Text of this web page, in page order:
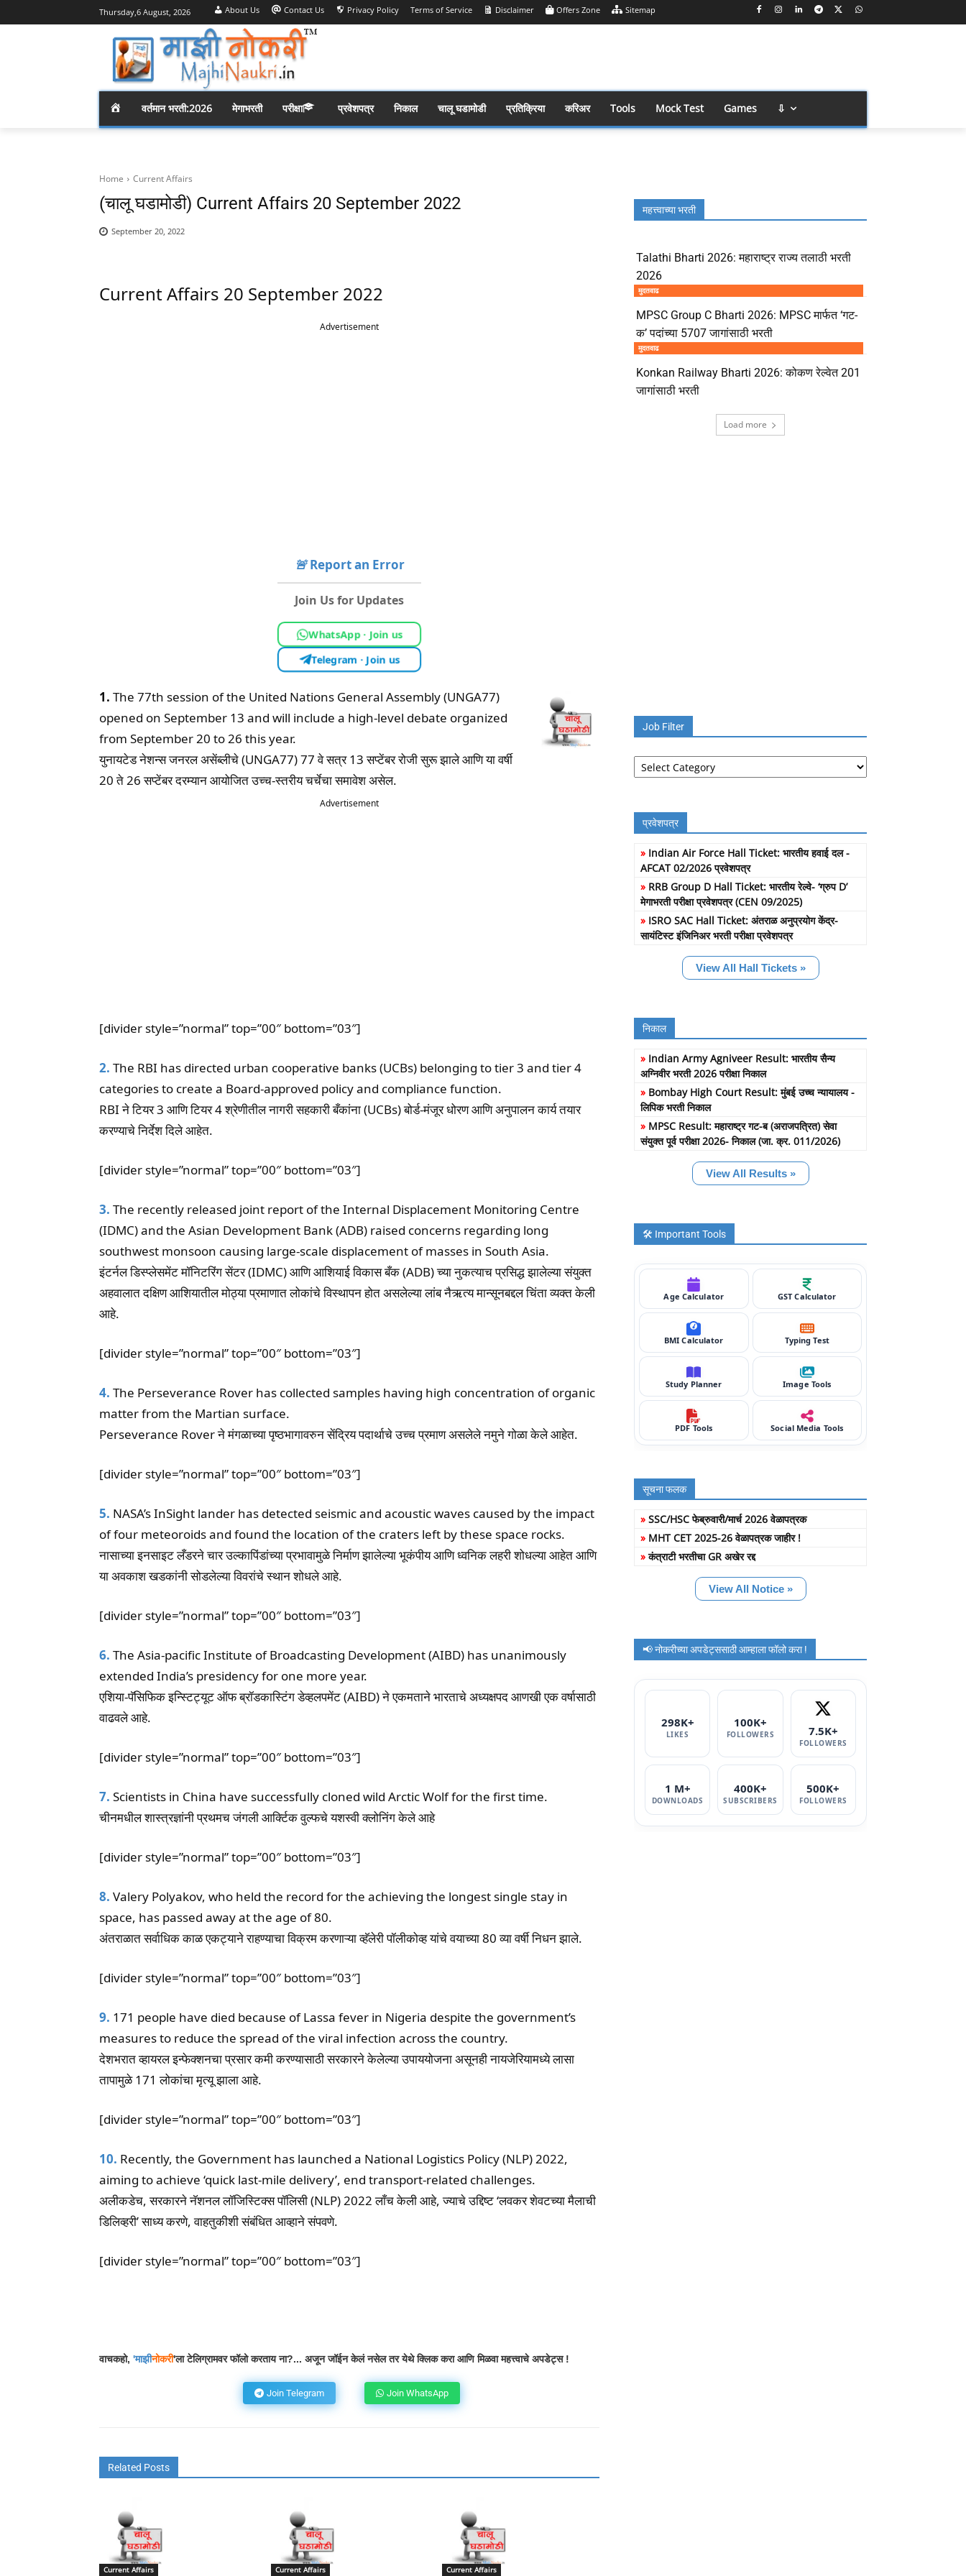
Thursday,6 August, 2026 About Us Contact Us Privacy Policy Terms of Service Disclaimer Offers Zone Sitemap
M
E
वर्तमान भरती:2026 मेगाभरती परीक्षा प्रवेशपत्र निकाल चालू घडामोडी प्रतिक्रिया करिअर Tools Mock Test Games ⇩
Home Current Affairs
(चालू घडामोडी) Current Affairs 20 September 2022
September 20, 2022
Current Affairs 20 September 2022
Advertisement
🚨Report an Error
Join Us for Updates
WhatsApp · Join us
Telegram · Join us
1. The 77th session of the United Nations General Assembly (UNGA77)
opened on September 13 and will include a high-level debate organized
from September 20 to 26 this year.
युनायटेड नेशन्स जनरल असेंब्लीचे (UNGA77) 77 वे सत्र 13 सप्टेंबर रोजी सुरू झाले आणि या वर्षी
20 ते 26 सप्टेंबर दरम्यान आयोजित उच्च-स्तरीय चर्चेचा समावेश असेल.
Advertisement
[divider style=”normal” top=”00″ bottom=”03″]
2. The RBI has directed urban cooperative banks (UCBs) belonging to tier 3 and tier 4
categories to create a Board-approved policy and compliance function.
RBI ने टियर 3 आणि टियर 4 श्रेणीतील नागरी सहकारी बँकांना (UCBs) बोर्ड-मंजूर धोरण आणि अनुपालन कार्य तयार
करण्याचे निर्देश दिले आहेत.
[divider style=”normal” top=”00″ bottom=”03″]
3. The recently released joint report of the Internal Displacement Monitoring Centre
(IDMC) and the Asian Development Bank (ADB) raised concerns regarding long
southwest monsoon causing large-scale displacement of masses in South Asia.
इंटर्नल डिस्प्लेसमेंट मॉनिटरिंग सेंटर (IDMC) आणि आशियाई विकास बँक (ADB) च्या नुकत्याच प्रसिद्ध झालेल्या संयुक्त
अहवालात दक्षिण आशियातील मोठ्या प्रमाणात लोकांचे विस्थापन होत असलेल्या लांब नैऋत्य मान्सूनबद्दल चिंता व्यक्त केली
आहे.
[divider style=”normal” top=”00″ bottom=”03″]
4. The Perseverance Rover has collected samples having high concentration of organic
matter from the Martian surface.
Perseverance Rover ने मंगळाच्या पृष्ठभागावरुन सेंद्रिय पदार्थाचे उच्च प्रमाण असलेले नमुने गोळा केले आहेत.
[divider style=”normal” top=”00″ bottom=”03″]
5. NASA’s InSight lander has detected seismic and acoustic waves caused by the impact
of four meteoroids and found the location of the craters left by these space rocks.
नासाच्या इनसाइट लँडरने चार उल्कापिंडांच्या प्रभावामुळे निर्माण झालेल्या भूकंपीय आणि ध्वनिक लहरी शोधल्या आहेत आणि
या अवकाश खडकांनी सोडलेल्या विवरांचे स्थान शोधले आहे.
[divider style=”normal” top=”00″ bottom=”03″]
6. The Asia-pacific Institute of Broadcasting Development (AIBD) has unanimously
extended India’s presidency for one more year.
एशिया-पॅसिफिक इन्स्टिट्यूट ऑफ ब्रॉडकास्टिंग डेव्हलपमेंट (AIBD) ने एकमताने भारताचे अध्यक्षपद आणखी एक वर्षासाठी
वाढवले आहे.
[divider style=”normal” top=”00″ bottom=”03″]
7. Scientists in China have successfully cloned wild Arctic Wolf for the first time.
चीनमधील शास्त्रज्ञांनी प्रथमच जंगली आर्क्टिक वुल्फचे यशस्वी क्लोनिंग केले आहे
[divider style=”normal” top=”00″ bottom=”03″]
8. Valery Polyakov, who held the record for the achieving the longest single stay in
space, has passed away at the age of 80.
अंतराळात सर्वाधिक काळ एकट्याने राहण्याचा विक्रम करणाऱ्या व्हॅलेरी पॉलीकोव्ह यांचे वयाच्या 80 व्या वर्षी निधन झाले.
[divider style=”normal” top=”00″ bottom=”03″]
9. 171 people have died because of Lassa fever in Nigeria despite the government’s
measures to reduce the spread of the viral infection across the country.
देशभरात व्हायरल इन्फेक्शनचा प्रसार कमी करण्यासाठी सरकारने केलेल्या उपाययोजना असूनही नायजेरियामध्ये लासा
तापामुळे 171 लोकांचा मृत्यू झाला आहे.
[divider style=”normal” top=”00″ bottom=”03″]
10. Recently, the Government has launched a National Logistics Policy (NLP) 2022,
aiming to achieve ‘quick last-mile delivery’, end transport-related challenges.
अलीकडेच, सरकारने नॅशनल लॉजिस्टिक्स पॉलिसी (NLP) 2022 लाँच केली आहे, ज्याचे उद्दिष्ट ‘लवकर शेवटच्या मैलाची
डिलिव्हरी’ साध्य करणे, वाहतुकीशी संबंधित आव्हाने संपवणे.
[divider style=”normal” top=”00″ bottom=”03″]
वाचकहो, 'माझीनोकरी'ला टेलिग्रामवर फॉलो करताय ना?... अजून जॉईन केलं नसेल तर येथे क्लिक करा आणि मिळवा महत्त्वाचे अपडेट्स !
Join Telegram Join WhatsApp
Related Posts
Current Affairs Current Affairs Current Affairs
महत्त्वाच्या भरती
Talathi Bharti 2026: महाराष्ट्र राज्य तलाठी भरती
2026
मुदतवाढ
MPSC Group C Bharti 2026: MPSC मार्फत ‘गट-
क’ पदांच्या 5707 जागांसाठी भरती
मुदतवाढ
Konkan Railway Bharti 2026: कोकण रेल्वेत 201
जागांसाठी भरती
Load more
Job Filter
Job
Filter
प्रवेशपत्र
» Indian Air Force Hall Ticket: भारतीय हवाई दल -
AFCAT 02/2026 प्रवेशपत्र
» RRB Group D Hall Ticket: भारतीय रेल्वे- ‘ग्रुप D’
मेगाभरती परीक्षा प्रवेशपत्र (CEN 09/2025)
» ISRO SAC Hall Ticket: अंतराळ अनुप्रयोग केंद्र-
सायंटिस्ट इंजिनिअर भरती परीक्षा प्रवेशपत्र
View All Hall Tickets »
निकाल
» Indian Army Agniveer Result: भारतीय सैन्य
अग्निवीर भरती 2026 परीक्षा निकाल
» Bombay High Court Result: मुंबई उच्च न्यायालय -
लिपिक भरती निकाल
» MPSC Result: महाराष्ट्र गट-ब (अराजपत्रित) सेवा
संयुक्त पूर्व परीक्षा 2026- निकाल (जा. क्र. 011/2026)
View All Results »
🛠️ Important Tools
Age Calculator GST Calculator
BMI Calculator Typing Test
Study Planner Image Tools
PDF Tools Social Media Tools
सूचना फलक
» SSC/HSC फेब्रुवारी/मार्च 2026 वेळापत्रक
» MHT CET 2025-26 वेळापत्रक जाहीर !
»कंत्राटी भरतीचा GR अखेर रद्द
View All Notice »
📢 नोकरीच्या अपडेट्ससाठी आम्हाला फॉलो करा !
298K+
LIKES
100K+
FOLLOWERS 7.5K+
FOLLOWERS
1 M+
DOWNLOADS
400K+
SUBSCRIBERS
500K+
FOLLOWERS